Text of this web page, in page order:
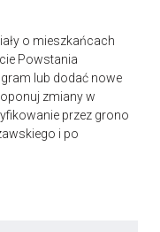
o mieszkańcach
Powstania
lub dodać nowe
zmiany w
przez grono
i po